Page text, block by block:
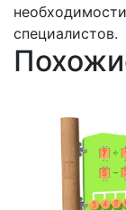
специалистов.